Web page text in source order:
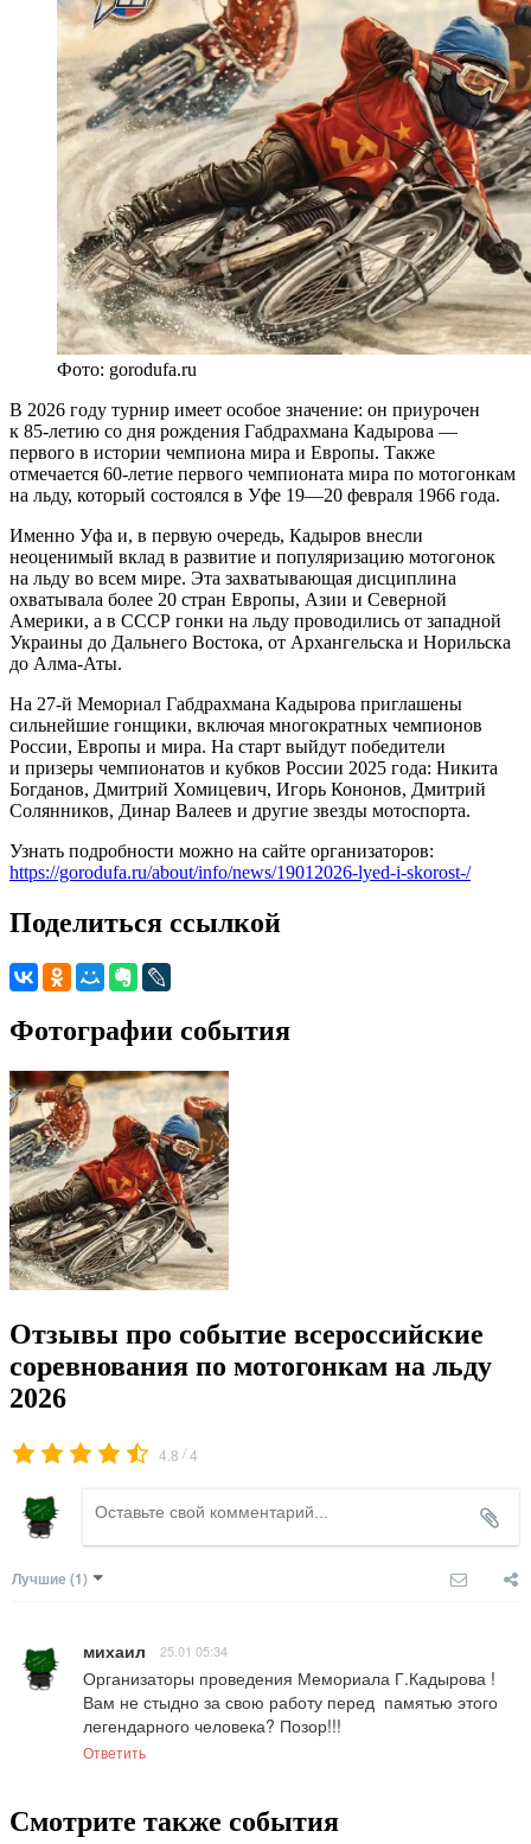
Фото: gorodufa.ru
В 2026 году турнир имеет особое значение: он приурочен
к 85-летию со дня рождения Габдрахмана Кадырова —
первого в истории чемпиона мира и Европы. Также
отмечается 60-летие первого чемпионата мира по мотогонкам
на льду, который состоялся в Уфе 19—20 февраля 1966 года.
Именно Уфа и, в первую очередь, Кадыров внесли
неоценимый вклад в развитие и популяризацию мотогонок
на льду во всем мире. Эта захватывающая дисциплина
охватывала более 20 стран Европы, Азии и Северной
Америки, а в СССР гонки на льду проводились от западной
Украины до Дальнего Востока, от Архангельска и Норильска
до Алма-Аты.
На 27-й Мемориал Габдрахмана Кадырова приглашены
сильнейшие гонщики, включая многократных чемпионов
России, Европы и мира. На старт выйдут победители
и призеры чемпионатов и кубков России 2025 года: Никита
Богданов, Дмитрий Хомицевич, Игорь Кононов, Дмитрий
Солянников, Динар Валеев и другие звезды мотоспорта.
Узнать подробности можно на сайте организаторов:
https://gorodufa.ru/about/info/news/19012026-lyed-i-skorost-/
Поделиться ссылкой
Фотографии события
Отзывы про событие всероссийские
соревнования по мотогонкам на льду
2026
4.8 /4
Лучшие (1)
михаил 25.01 05:34
Организаторы проведения Мемориала Г.Кадырова !
Вам не стыдно за свою работу перед  памятью этого
легендарного человека? Позор!!!
Ответить
Смотрите также события